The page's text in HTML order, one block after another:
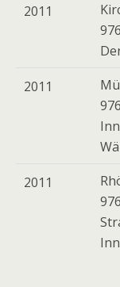
2011
2011
2011